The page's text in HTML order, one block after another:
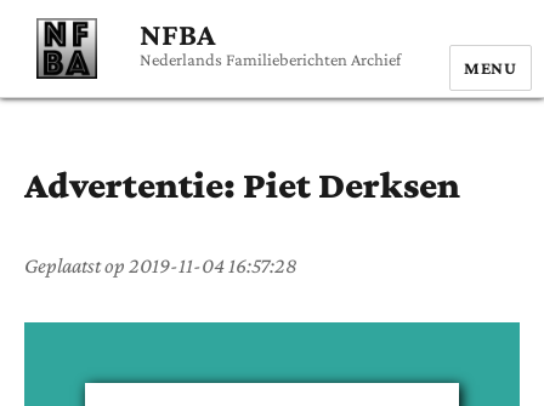
NFBA
Nederlands Familieberichten Archief MENU
Advertentie: Piet Derksen
Geplaatst op 2019-11-04 16:57:28